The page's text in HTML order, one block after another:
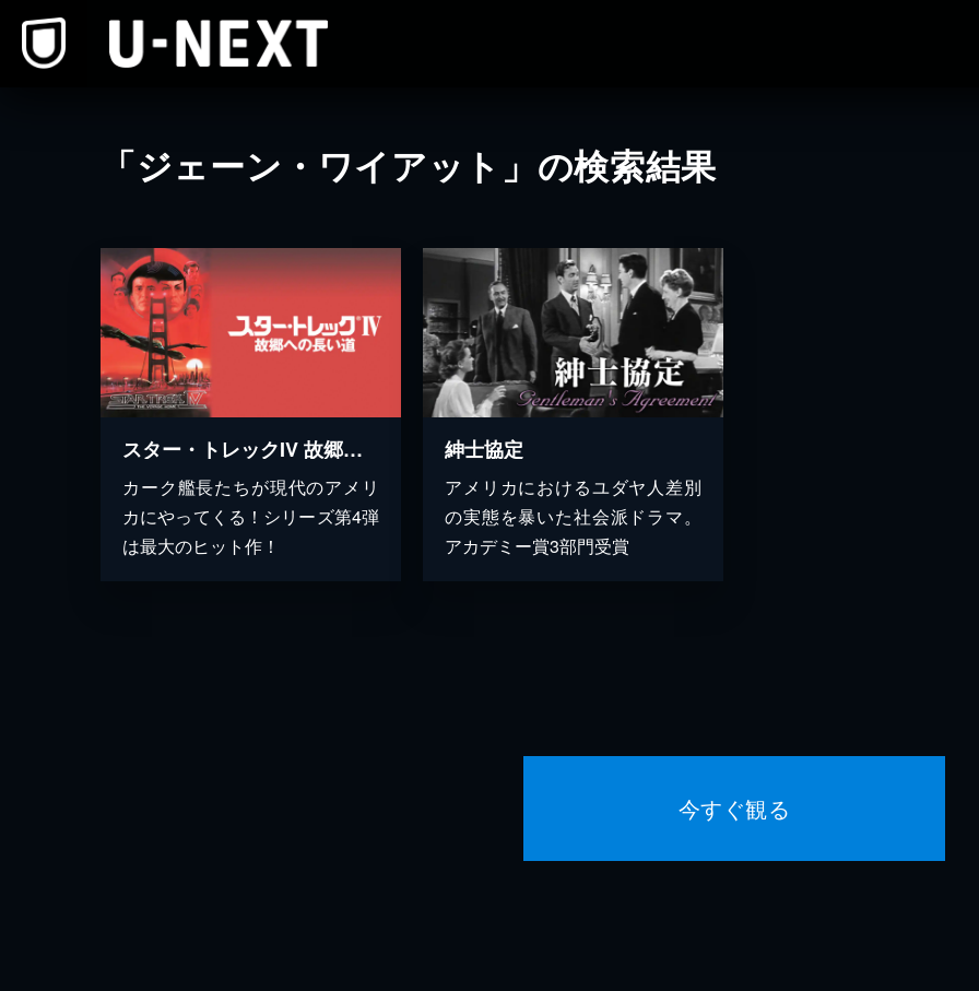
「ジェーン・ワイアット」の検索結果
スター・トレックIV 故郷への長い道
カーク艦長たちが現代のアメリ
カにやってくる！シリーズ第4弾
は最大のヒット作！
紳士協定
アメリカにおけるユダヤ人差別
の実態を暴いた社会派ドラマ。
アカデミー賞3部門受賞
今すぐ観る